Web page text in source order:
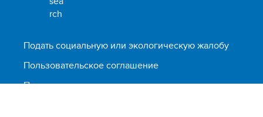
Подать социальную или экологическую жалобу
Пользовательское соглашение
Предупреждение о мошенничестве